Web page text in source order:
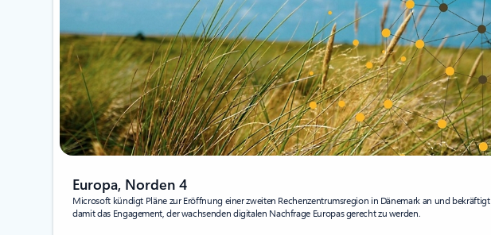
Europa, Norden 4
Microsoft kündigt Pläne zur Eröffnung einer zweiten Rechenzentrumsregion in Dänemark an und bekräftigt
damit das Engagement, der wachsenden digitalen Nachfrage Europas gerecht zu werden.